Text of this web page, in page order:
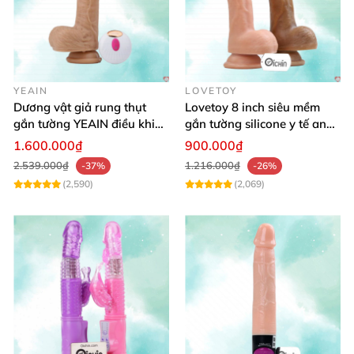
bóp
của nàng nhờ thiết kế vô cùng chân thực. Thiết
kế 2 lớp dacó thể tuột lên xuống giúp bạn có thể
vuốt ve, nghịch ngợm dương vật trước khi tự sướng.
YEAIN
Dương vật giả rung thụt
gắn tường YEAIN điều khiển
từ xa
1.600.000₫
2.539.000₫
-37%
(2,590)
LOVETOY
Lovetoy 8 inch siêu mềm
gắn tường silicone y tế an
toàn
900.000₫
1.216.000₫
-26%
(2,069)